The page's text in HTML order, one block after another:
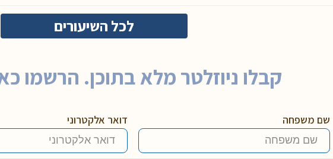
לכל השיעורים
קבלו ניוזלטר מלא בתוכן. הרשמו
שם משפחה דואר אלקטרוני